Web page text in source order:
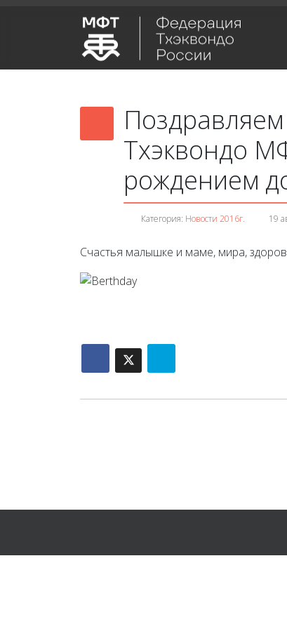
Тхэквондо
рождением
Категория: Новости 2016г. 19
Счастья малышке и маме, мира,